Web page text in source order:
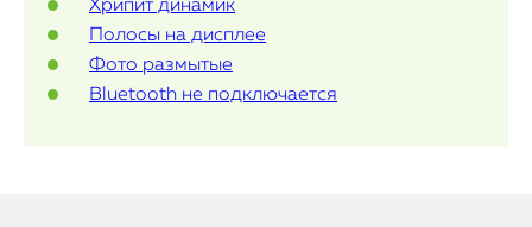
Хрипит динамик
Полосы на дисплее
Фото размытые
Bluetooth не подключается